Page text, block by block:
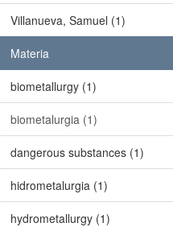
Villanueva, Samuel (1)
Materia
biometallurgy (1)
biometalurgia (1)
dangerous substances (1)
hidrometalurgia (1)
hydrometallurgy (1)